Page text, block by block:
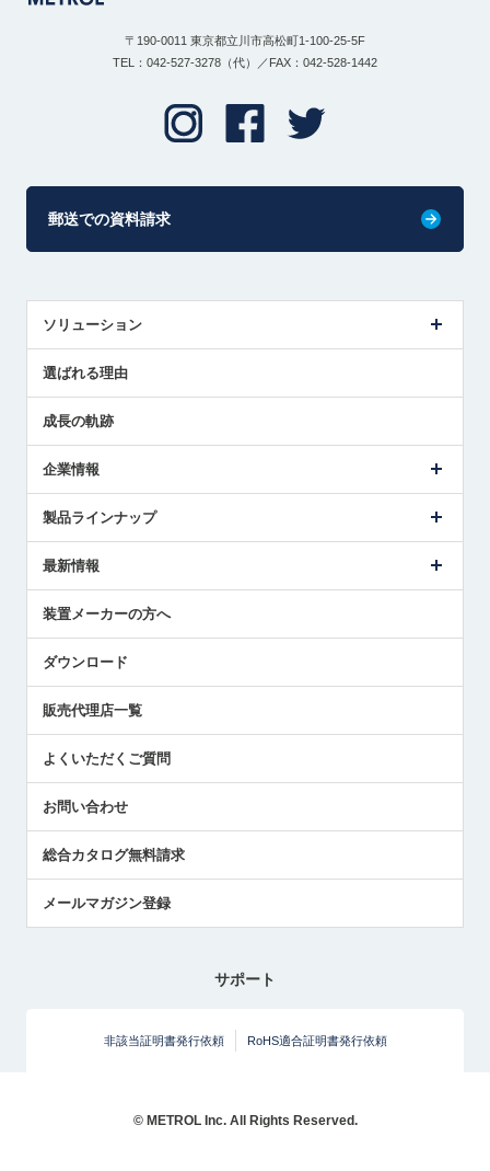
〒190-0011 東京都立川市高松町1-100-25-5F
TEL：042-527-3278（代）／FAX：042-528-1442
郵送での資料請求
ソリューション
解決策提案
選ばれる理由
成長の軌跡
企業情報
ごあいさつ
受賞履歴
採用情報
国/地域/言語
製品ラインナップ
ツールセッタ製品
エアマイクロセンサ製品
最新情報
メトロールの技術
社員ブログ
中小企業のBCP地震対策
センサのテクニカルガイド
社長ブログ
装置メーカーの方へ
ダウンロード
販売代理店一覧
よくいただくご質問
お問い合わせ
総合カタログ無料請求
メールマガジン登録
サポート
非該当証明書発行依頼 RoHS適合証明書発行依頼
© METROL Inc. All Rights Reserved.